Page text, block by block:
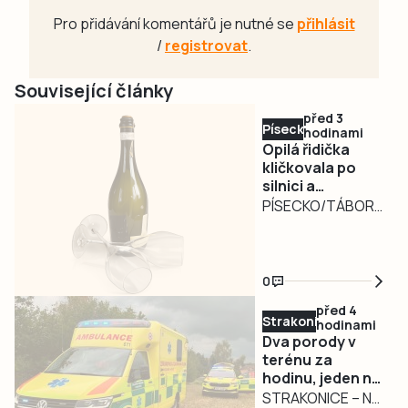
Pro přidávání komentářů je nutné se přihlásit
/registrovat.
Související články
Písecko
před 3
hodinami
Opilá řidička
kličkovala po
silnici a
ohrožovala
PÍSECKO/TÁBORSKO
automobil
zaměstnal ve
středu v poledne
písecké policisty.
Řidiči jedoucí po
silnici I/29 ve
směru od Záhoří
0
Strakonicko
před 4
hodinami
Dva porody v
terénu za
hodinu, jeden na
čerpací stanici
STRAKONICE – Na